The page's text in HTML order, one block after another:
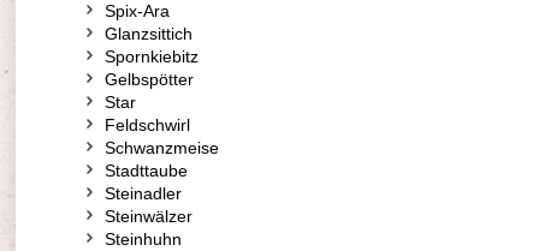
Spix-Ara
Glanzsittich
Spornkiebitz
Gelbspötter
Star
Feldschwirl
Schwanzmeise
Stadttaube
Steinadler
Steinwälzer
Steinhuhn